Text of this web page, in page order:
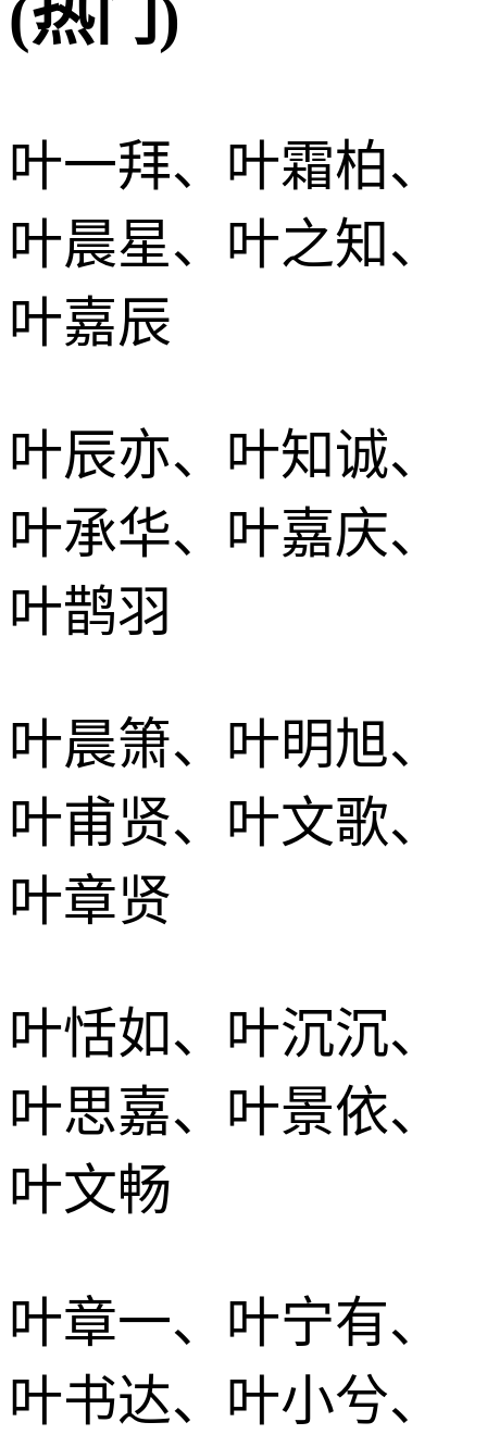
(热门)
叶一拜、叶霜柏、
叶晨星、叶之知、
叶嘉辰
叶辰亦、叶知诚、
叶承华、叶嘉庆、
叶鹊羽
叶晨箫、叶明旭、
叶甫贤、叶文歌、
叶章贤
叶恬如、叶沉沉、
叶思嘉、叶景依、
叶文畅
叶章一、叶宁有、
叶书达、叶小兮、